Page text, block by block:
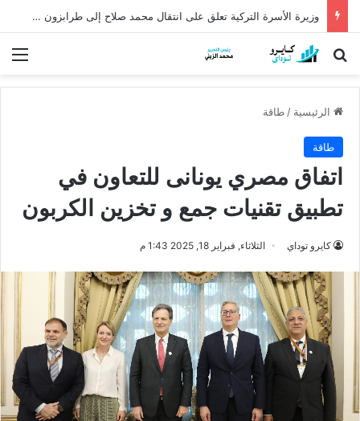
وزيرة الأسرة التركية تعلق على انتقال محمد صلاح إلى طرابزون سبور
بحث عن
الرئيسية / طاقة
طاقة
اتفاق مصري يونانى للتعاون في
تطبيق تقنيات جمع و تخزين الكربون
كايرو توداي الثلاثاء, فبراير 18, 2025 1:43 م